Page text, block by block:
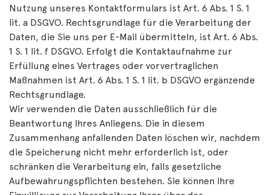
Nutzung unseres Kontaktformulars ist Art. 6 Abs. 1 S. 1
lit. a DSGVO. Rechtsgrundlage für die Verarbeitung der
Daten, die Sie uns per E-Mail übermitteln, ist Art. 6 Abs.
1 S. 1 lit. f DSGVO. Erfolgt die Kontaktaufnahme zur
Erfüllung eines Vertrages oder vorvertraglichen
Maßnahmen ist Art. 6 Abs. 1 S. 1 lit. b DSGVO ergänzende
Rechtsgrundlage.
Wir verwenden die Daten ausschließlich für die
Beantwortung Ihres Anliegens. Die in diesem
Zusammenhang anfallenden Daten löschen wir, nachdem
die Speicherung nicht mehr erforderlich ist, oder
schränken die Verarbeitung ein, falls gesetzliche
Aufbewahrungspflichten bestehen. Sie können Ihre